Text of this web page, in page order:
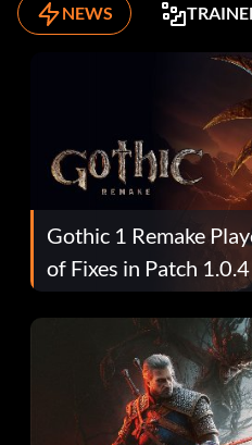
NEWS
Gothic 1 Remake
of Fixes in Patch 1.0.4